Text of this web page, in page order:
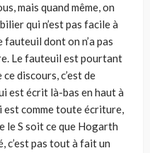
mais quand même, on
qui n’est pas facile à
fauteuil dont on n’a pas
Le fauteuil est pourtant
discours, c’est de
est écrit là-bas en haut à
est comme toute écriture,
le S soit ce que Hogarth
c’est pas tout à fait un